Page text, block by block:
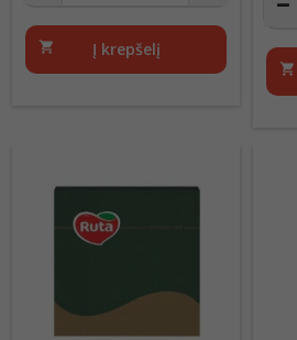
shopping_cart Į krepšelį
shopping_cart